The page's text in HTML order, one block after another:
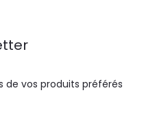
de vos produits préférés